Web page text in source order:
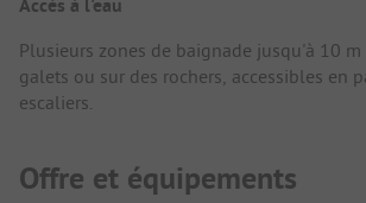
Accès à l'eau
Plusieurs zones de baignade jusqu'à 10 m
galets ou sur des rochers, accessibles en
escaliers.
Offre et équipements